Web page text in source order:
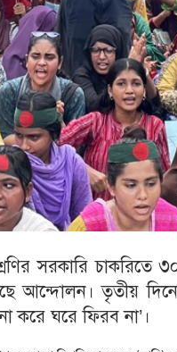
সরকারি
আন্দোলন। তৃতীয়
করে ঘরে ফিরব না’।